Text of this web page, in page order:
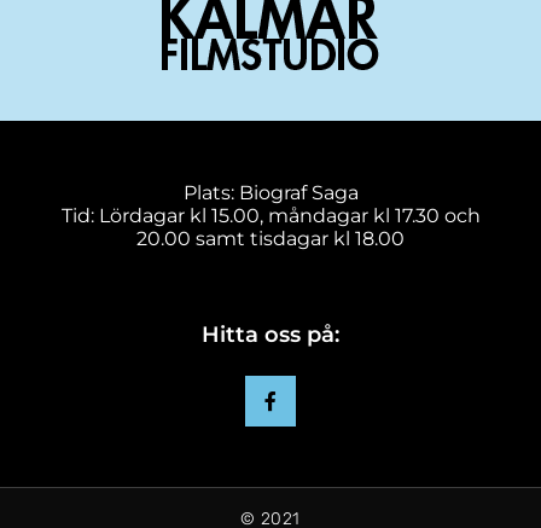
Plats: Biograf Saga
Tid: Lördagar kl 15.00, måndagar kl 17.30 och
20.00 samt tisdagar kl 18.00
Hitta oss på:
© 2021